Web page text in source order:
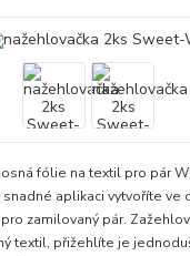
fólie na textil pro pár
snadné aplikaci vytvoříte ve
zamilovaný pár.
textil, přižehlíte je